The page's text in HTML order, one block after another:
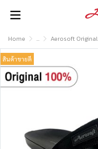
Home ... Aerosoft Original
สินค้าขายดี